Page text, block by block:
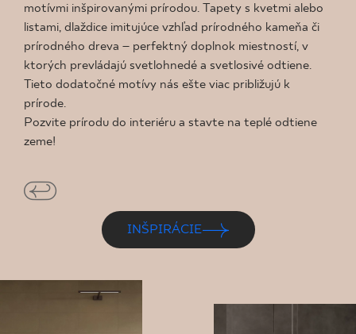
motívmi inšpirovanými prírodou. Tapety s kvetmi alebo
listami, dlaždice imitujúce vzhľad prírodného kameňa či
prírodného dreva – perfektný doplnok miestností, v
ktorých prevládajú svetlohnedé a svetlosivé odtiene.
Tieto dodatočné motívy nás ešte viac približujú k
prírode.
Pozvite prírodu do interiéru a stavte na teplé odtiene
zeme!
INŠPIRÁCIE